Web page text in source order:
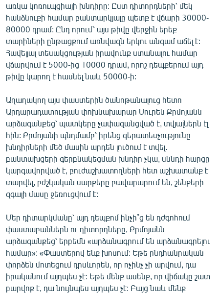
առկա կոռուպցիայի խնդիրը: Ըստ դիտորդների՝ մեկ
հանձնուքի համար բանտարկյալը պետք է վճարի 30000-
80000 դրամ: Ընդ որում՝ այս թիվը վերջին երեք
տարիների ընթացքում առնվազն երկու անգամ աճել է:
Հավելյալ տեսակցության իրավունք ստանալու համար
վճարվում է 5000-ից 10000 դրամ, որոշ դեպքերում այդ
թիվը կարող է հասնել նաև 50000-ի:
Աղաղակող այս փաստերին ծանոթանալուց հետո
Արդարադատության փոխնախարար Սուրեն Քրմոյանն
արձագանքեց՝ պատկերը չափազանցված է, տվյալներն էլ
հին: Քրմոյանի պնդմամբ՝ իրենց գերատեսչությունը
խնդիրների մեծ մասին արդեն լուծում է տվել․
բանտախցերի գերբնակեցման խնդիր չկա, սննդի հարցը
կարգավորված է, բուժաշխատողների հետ աշխատանք է
տարվել, բժշկական սարքերը բավարարում են, շենքերի
զգալի մասը ջեռուցվում է:
Մեր դիտարկմանը՝ այդ դեպքոմ ինչի՞ց են դժգոհում
փաստաբաններն ու դիտորդները, Քրմոյանն
արձագանքեց՝ երբեմն «արձանագրում են արձանագրելու
համար»: «Փաստերով ենք խոսում: Եթե ընդհանրական
փորձեն մոտեցում դրսևորեն, որ ոչինչ չի արվում, դա
իրականում այդպես չէ: Եթե մենք ասենք, որ վիճակը շատ
բարվոք է, դա նույնպես այդպես չէ: Բայց նաև մենք